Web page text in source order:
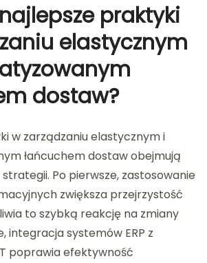
praktyki
elastycznym
dostaw?
w zarządzaniu elastycznym i
łańcuchem dostaw obejmują
Po pierwsze, zastosowanie
zwiększa przejrzystość
to szybką reakcję na zmiany
integracja systemów ERP z
poprawia efektywność